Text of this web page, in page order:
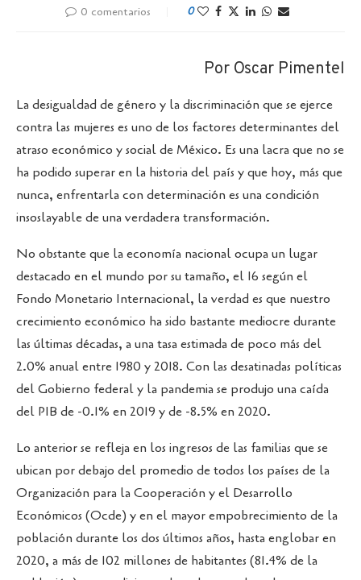
0 comentarios 0
Por Oscar Pimentel
La desigualdad de género y la discriminación que se ejerce
contra las mujeres es uno de los factores determinantes del
atraso económico y social de México. Es una lacra que no se
ha podido superar en la historia del país y que hoy, más que
nunca, enfrentarla con determinación es una condición
insoslayable de una verdadera transformación.
No obstante que la economía nacional ocupa un lugar
destacado en el mundo por su tamaño, el 16 según el
Fondo Monetario Internacional, la verdad es que nuestro
crecimiento económico ha sido bastante mediocre durante
las últimas décadas, a una tasa estimada de poco más del
2.0% anual entre 1980 y 2018. Con las desatinadas políticas
del Gobierno federal y la pandemia se produjo una caída
del PIB de -0.1% en 2019 y de -8.5% en 2020.
Lo anterior se refleja en los ingresos de las familias que se
ubican por debajo del promedio de todos los países de la
Organización para la Cooperación y el Desarrollo
Económicos (Ocde) y en el mayor empobrecimiento de la
población durante los dos últimos años, hasta englobar en
2020, a más de 102 millones de habitantes (81.4% de la